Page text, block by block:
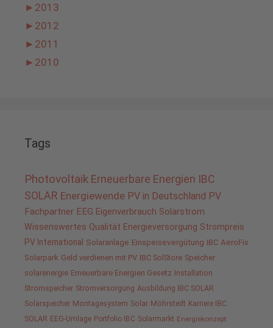
► 2013
► 2012
► 2011
► 2010
Tags
Photovoltaik Erneuerbare Energien IBC
SOLAR Energiewende PV in Deutschland PV
Fachpartner EEG Eigenverbrauch Solarstrom
Wissenswertes Qualität Energieversorgung Strompreis
PV International Solaranlage Einspeisevergütung IBC AeroFix
Solarpark Geld verdienen mit PV IBC SolStore Speicher
solarenergie Erneuerbare Energien Gesetz Installation
Stromspeicher Stromversorgung Ausbildung IBC SOLAR
Solarspeicher Montagesystem Solar Möhrstedt Karriere IBC
SOLAR EEG-Umlage Portfolio IBC Solarmarkt Energiekonzept